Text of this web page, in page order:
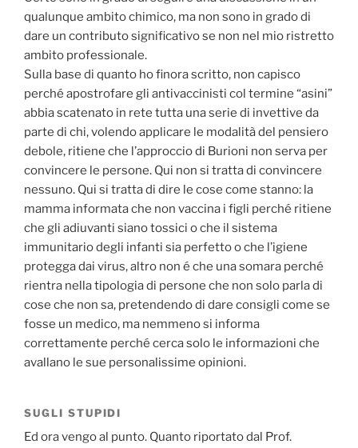
qualunque ambito chimico, ma non sono in grado di
dare un contributo significativo se non nel mio ristretto
ambito professionale.
Sulla base di quanto ho finora scritto, non capisco
perché apostrofare gli antivaccinisti col termine “asini”
abbia scatenato in rete tutta una serie di invettive da
parte di chi, volendo applicare le modalità del pensiero
debole, ritiene che l’approccio di Burioni non serva per
convincere le persone. Qui non si tratta di convincere
nessuno. Qui si tratta di dire le cose come stanno: la
mamma informata che non vaccina i figli perché ritiene
che gli adiuvanti siano tossici o che il sistema
immunitario degli infanti sia perfetto o che l’igiene
protegga dai virus, altro non é che una somara perché
rientra nella tipologia di persone che non solo parla di
cose che non sa, pretendendo di dare consigli come se
fosse un medico, ma nemmeno si informa
correttamente perché cerca solo le informazioni che
avallano le sue personalissime opinioni.
SUGLI STUPIDI
Ed ora vengo al punto. Quanto riportato dal Prof.